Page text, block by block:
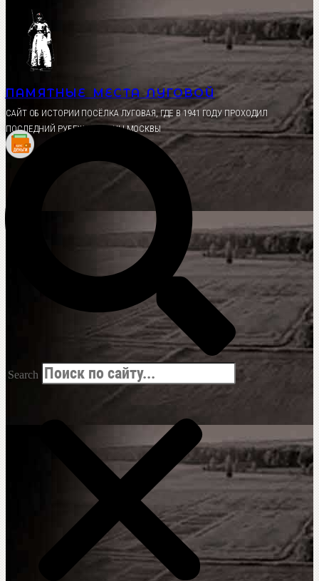
Перейти
содержимому
ПАМЯТНЫЕ МЕСТА ЛУГОВОЙ
CАЙТ ОБ ИСТОРИИ ПОСЁЛКА ЛУГОВАЯ, ГДЕ В 1941 ГОДУ ПРОХОДИЛ
ПОСЛЕДНИЙ РУБЕЖ ОБОРОНЫ МОСКВЫ
Search